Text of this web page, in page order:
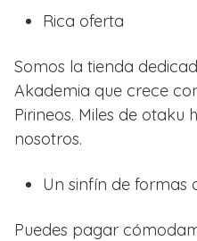
Rica oferta
Somos la tienda
Akademia que crece
Pirineos. Miles de otaku
nosotros.
Un sinfín de formas
Puedes pagar